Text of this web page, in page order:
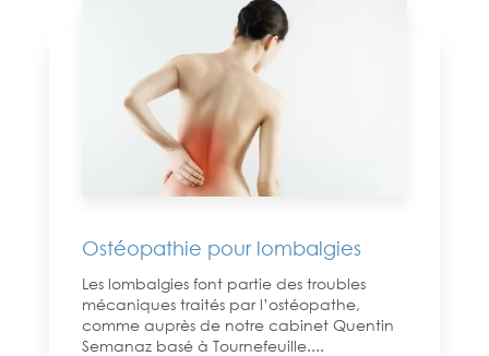
Ostéopathie pour lombalgies
Les lombalgies font partie des troubles
mécaniques traités par l’ostéopathe,
comme auprès de notre cabinet Quentin
Semanaz basé à Tournefeuille....